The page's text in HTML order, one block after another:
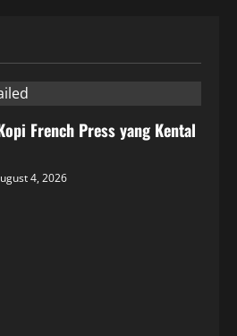
French Press yang Kental
4, 2026